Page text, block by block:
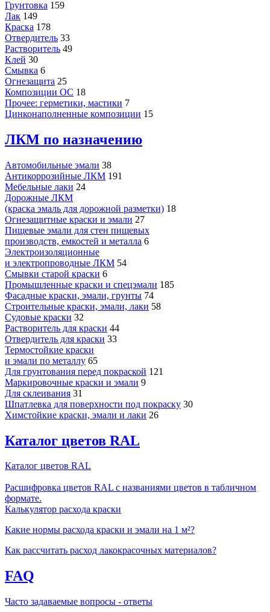
Грунтовка 159
Лак 149
Краска 178
Отвердитель 33
Растворитель 49
Клей 30
Смывка 6
Огнезащита 25
Композиции ОС 18
Прочее: герметики, мастики 7
Цинконаполненные композиции 15
ЛКМ по назначению
Автомобильные эмали 38
Антикоррозийные ЛКМ 191
Мебельные лаки 24
Дорожные ЛКМ
(краска эмаль для дорожной разметки) 18
Огнезащитные краски и эмали 27
Пищевые эмали для стен пищевых
производств, емкостей и металла 6
Электроизоляционные
и электропроводные ЛКМ 54
Смывки старой краски 6
Промышленные краски и спецэмали 185
Фасадные краски, эмали, грунты 74
Строительные краски, эмали, лаки 58
Судовые краски 32
Растворитель для краски 44
Отвердитель для краски 33
Термостойкие краски
и эмали по металлу 65
Для грунтования перед покраской 121
Маркировочные краски и эмали 9
Для склеивания 31
Шпатлевка для поверхности под покраску 30
Химстойкие краски, эмали и лаки 26
Каталог цветов RAL
Каталог цветов RAL
Расшифровка цветов RAL с названиями цветов в табличном
формате.
Калькулятор расхода краски
Какие нормы расхода краски и эмали на 1 м²?
Как рассчитать расход лакокрасочных материалов?
FAQ
Часто задаваемые вопросы - ответы